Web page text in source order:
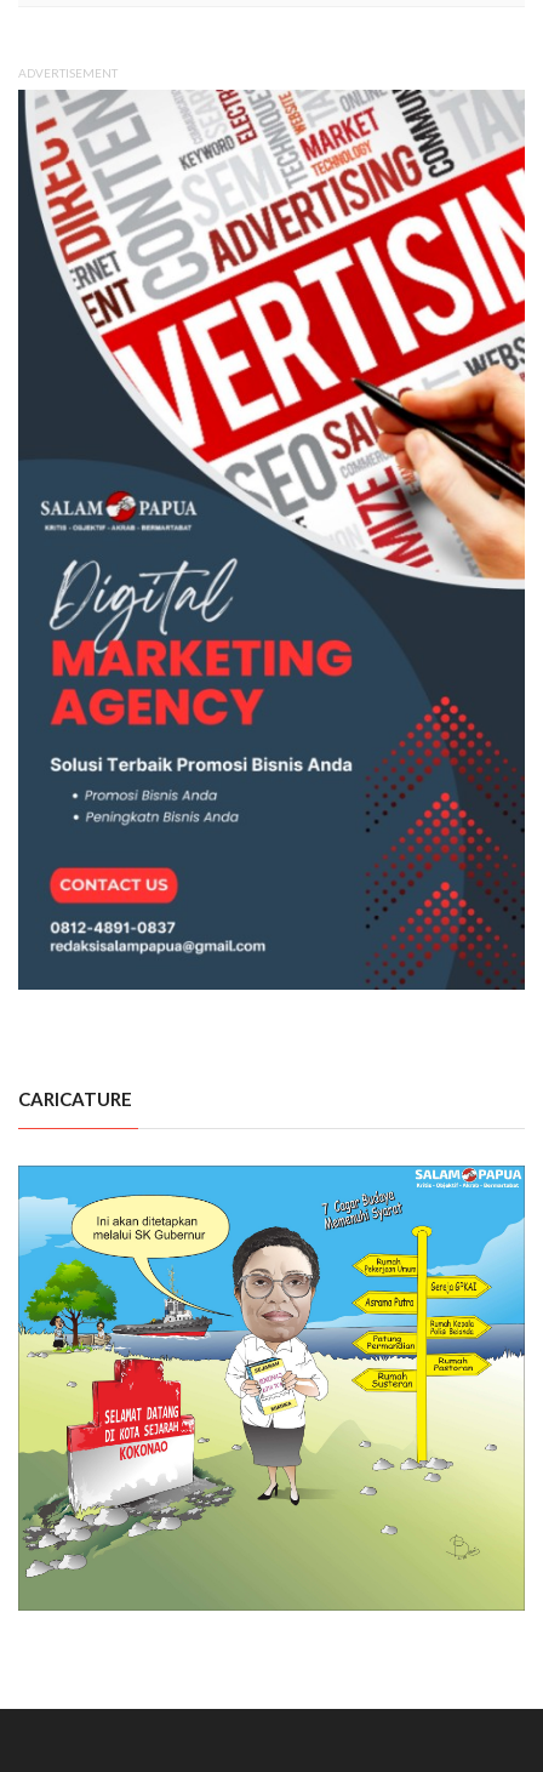
ADVERTISEMENT
CARICATURE